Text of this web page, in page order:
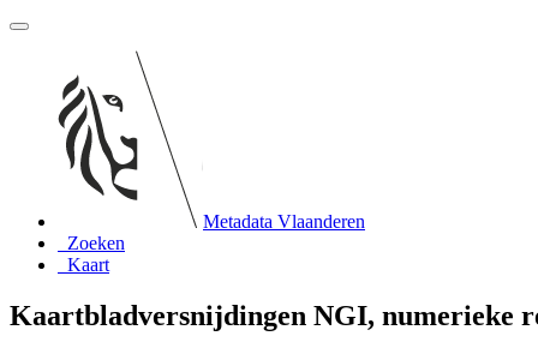
Metadata Vlaanderen
Zoeken
Kaart
Kaartbladversnijdingen NGI, numerieke